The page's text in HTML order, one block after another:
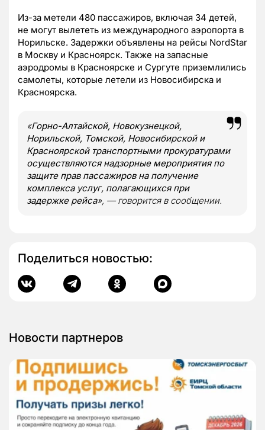
Из-за метели 480 пассажиров, включая 34 детей,
не могут вылететь из международного аэропорта в
Норильске. Задержки объявлены на рейсы NordStar
в Москву и Красноярск. Также на запасные
аэродромы в Красноярске и Сургуте приземлились
самолеты, которые летели из Новосибирска и
Красноярска.
«Горно-Алтайской, Новокузнецкой,
Норильской, Томской, Новосибирской и
Красноярской транспортными прокуратурами
осуществляются надзорные мероприятия по
защите прав пассажиров на получение
комплекса услуг, полагающихся при
задержке рейса», — говорится в сообщении.
Поделиться новостью:
Новости партнеров